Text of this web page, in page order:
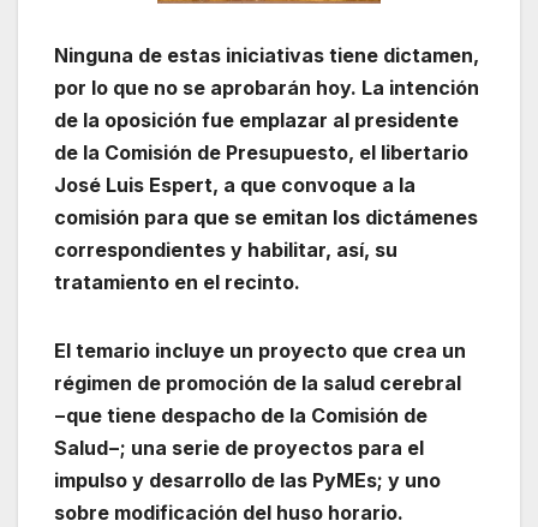
Ninguna de estas iniciativas tiene dictamen,
por lo que no se aprobarán hoy. La intención
de la oposición fue emplazar al presidente
de la Comisión de Presupuesto, el libertario
José Luis Espert, a que convoque a la
comisión para que se emitan los dictámenes
correspondientes y habilitar, así, su
tratamiento en el recinto.
El temario incluye un proyecto que crea un
régimen de promoción de la salud cerebral
−que tiene despacho de la Comisión de
Salud−; una serie de proyectos para el
impulso y desarrollo de las PyMEs; y uno
sobre modificación del huso horario.